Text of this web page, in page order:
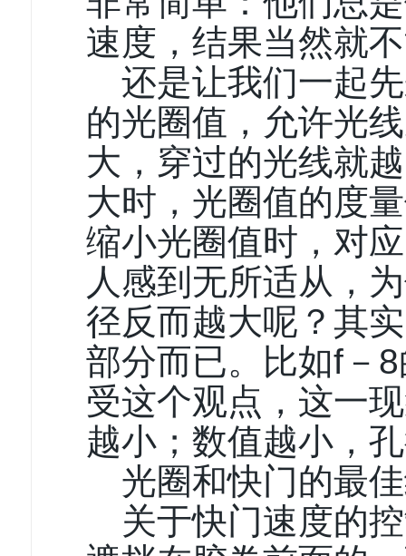
速度，结果当然就
还是让我们一起
的光圈值，允许光
大，穿过的光线就
大时，光圈值的度
缩小光圈值时，对
人感到无所适从，
径反而越大呢？其
部分而已。比如f－
受这个观点，这一
越小；数值越小，
光圈和快门的最
关于快门速度的